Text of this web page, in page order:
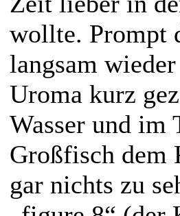
wollte. Prompt
langsam
Uroma kurz
Wasser und
Großfisch dem
gar nichts zu